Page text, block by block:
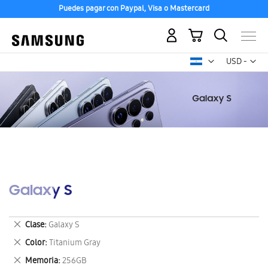
Puedes pagar con Paypal, Visa o Mastercard
USD -
dólar
Mi carrito
Galaxy S
Clase Galaxy S
Eliminar
este
artículo
Color Titanium Gray
Eliminar
este
Memoria 256GB
Eliminar